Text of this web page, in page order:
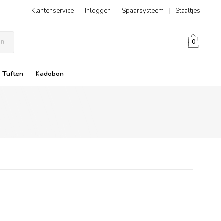
Staaltjes
|
Spaarsysteem
|
Inloggen
|
Klantenservice
0
Tuften Kadobon